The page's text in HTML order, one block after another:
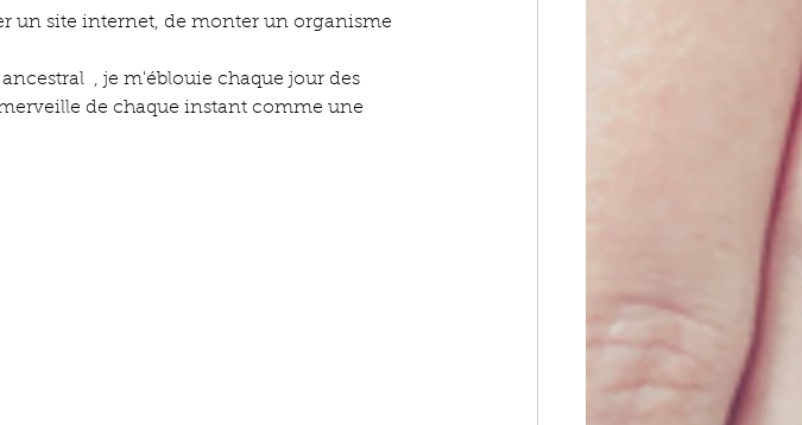
un site internet, de monter un organisme
, je m'éblouie chaque jour des
de chaque instant comme une